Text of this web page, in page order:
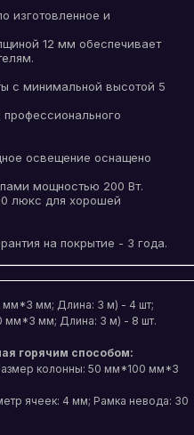
изготовленное и
12 мм обеспечивает
с минимальной высотой 5
освещение оснащено
мощностью 200 Вт.
люкс для хорошей
на покрытие - 3 года.
мм*3 мм; Длина: 3 м) - 4 шт;
мм*3 мм; Длина: 3 м) - 8 шт.
горячим способом:
колонны: 50 мм*100 мм*3
ячеек: 4 мм; Рамка невода: 30